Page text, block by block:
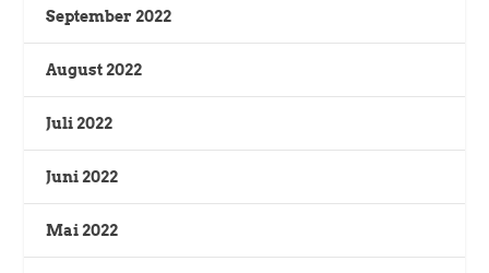
September 2022
August 2022
Juli 2022
Juni 2022
Mai 2022